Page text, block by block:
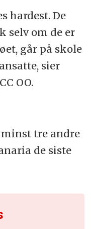
hardest. De
selv om de er
går på skole
sier
OO.
tre andre
de siste